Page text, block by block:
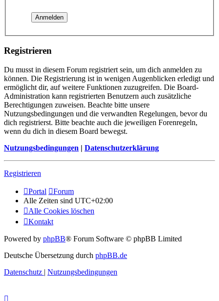
Registrieren
Du musst in diesem Forum registriert sein, um dich anmelden zu
können. Die Registrierung ist in wenigen Augenblicken erledigt und
ermöglicht dir, auf weitere Funktionen zuzugreifen. Die Board-
Administration kann registrierten Benutzern auch zusätzliche
Berechtigungen zuweisen. Beachte bitte unsere
Nutzungsbedingungen und die verwandten Regelungen, bevor du
dich registrierst. Bitte beachte auch die jeweiligen Forenregeln,
wenn du dich in diesem Board bewegst.
Nutzungsbedingungen | Datenschutzerklärung
Registrieren
Portal
Forum
Alle Zeiten sind UTC+02:00
Alle Cookies löschen
Kontakt
Powered by phpBB® Forum Software © phpBB Limited
Deutsche Übersetzung durch phpBB.de
Datenschutz | Nutzungsbedingungen